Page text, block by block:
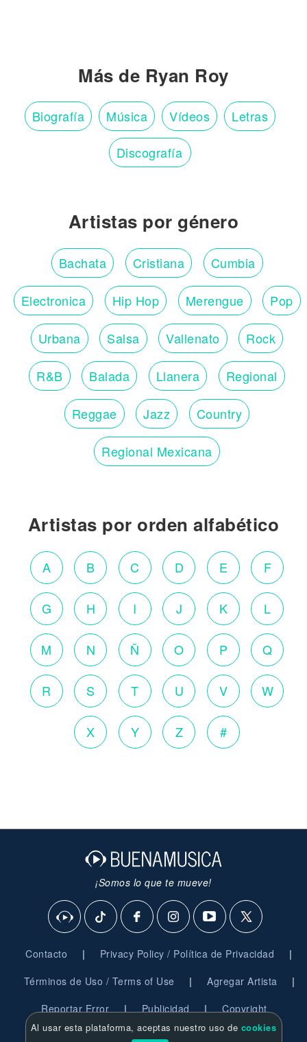
Más de Ryan Roy
Biografía Música Vídeos Letras
Discografía
Artistas por género
Bachata Cristiana Cumbia
Electronica Hip Hop Merengue Pop
Urbana Salsa Vallenato Rock
R&B Balada Llanera Regional
Reggae Jazz Country
Regional Mexicana
Artistas por orden alfabético
A B C D E F
G H I J K L
M N Ñ O P Q
R S T U V W
X Y Z #
¡Somos lo que te mueve!
Contacto | Privacy Policy / Política de Privacidad |
Términos de Uso / Terms of Use | Agregar Artista |
Reportar Error | Publicidad | Copyright
Al usar esta plataforma, aceptas nuestro uso de cookies